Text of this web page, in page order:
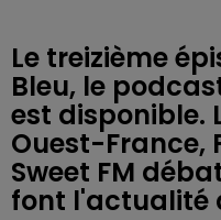
Le treizième
Bleu, le
est disponible.
Ouest-France,
Sweet FM
font l'actualité